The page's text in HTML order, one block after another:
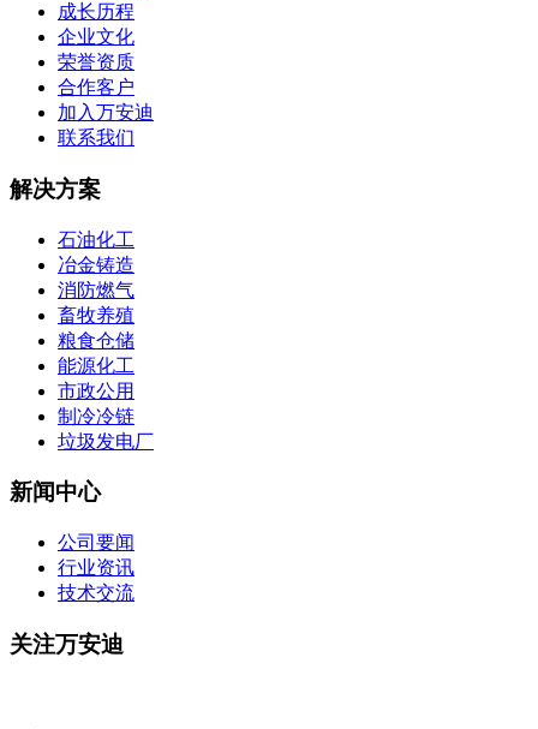
成长历程
企业文化
荣誉资质
合作客户
加入万安迪
联系我们
解决方案
石油化工
冶金铸造
消防燃气
畜牧养殖
粮食仓储
能源化工
市政公用
制冷冷链
垃圾发电厂
新闻中心
公司要闻
行业资讯
技术交流
关注万安迪